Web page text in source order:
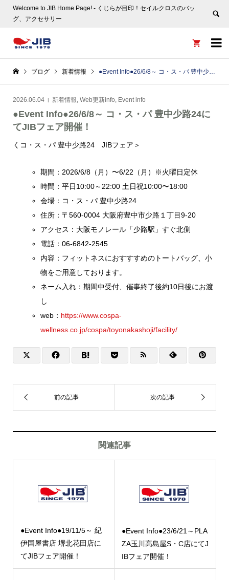
Welcome to JIB Home Page! ‐ くじらが目印！セイルクロスのバッ
グ、アクセサリー


ブログ 新着情報 ●Event Info●26/6/8～ コ・ス・パ 豊中少路24にてJIBフェア開催！
2026.06.04 新着情報, Web更新info, Event info
●Event Info●26/6/8～ コ・ス・パ 豊中少路24に
てJIBフェア開催！
くコ・ス・パ 豊中少路24 JIBフェア＞
期間：2026/6/8（月）〜6/22（月）※火曜日定休
時間：平日10:00～22:00 土日祝10:00〜18:00
会場：コ・ス・パ 豊中少路24
住所：〒560-0004 大阪府豊中市少路１丁目9-20
アクセス：大阪モノレール「少路駅」すぐ北側
電話：06-6842-2545
内容：フィットネスにおすすすめのトートバッグ、小
物をご用意しております。
ネーム入れ：期間中受付、催事終了後約10日後にお渡
し
web： https://www.cospa-
wellness.co.jp/cospa/toyonakashoji/facility/
関連記事
●Event Info●19/11/5～ 紀
伊国屋書店 堺北花田店に
てJIBフェア開催！
●Event Info●23/6/21～PLA
ZA玉川高島屋S・C店にてJ
IBフェア開催！